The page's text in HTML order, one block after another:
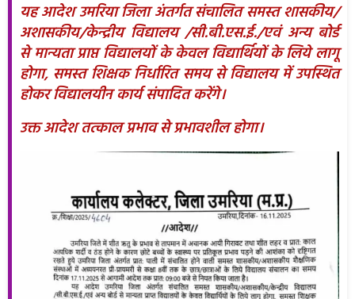
यह आदेश उमरिया जिला अंतर्गत संचालित समस्त शासकीय/
अशासकीय/केन्द्रीय विद्यालय /सी.बी.एस.ई./एवं अन्य बोर्ड
से मान्यता प्राप्त विद्यालयों के केवल विद्यार्थियों के लिये लागू
होगा, समस्त शिक्षक निर्धारित समय से विद्यालय में उपस्थित
होकर विद्यालयीन कार्य संपादित करेंगे।
उक्त आदेश तत्काल प्रभाव से प्रभावशील होगा।